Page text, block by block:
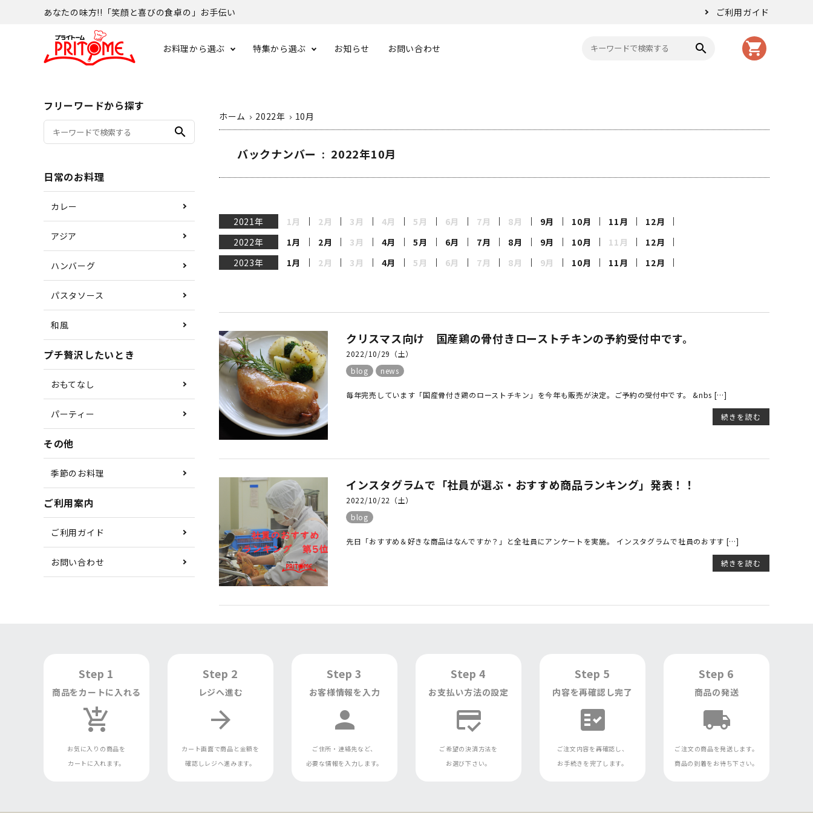
あなたの味方!!「笑顔と喜びの食卓の」お手伝い ご利用ガイド
お料理から選ぶ 特集から選ぶ お知らせ お問い合わせ search shopping_cart
ホーム 2022年 10月
バックナンバー : 2022年10月
2021年 1月 2月 3月 4月 5月 6月 7月 8月 9月 10月 11月
12月
2022年
1月 2月 3月 4月 5月 6月 7月 8月 9月 10月 11月
12月
2023年
1月 2月 3月 4月 5月 6月 7月 8月 9月 10月 11月 12月
クリスマス向け 国産鶏の骨付きローストチキンの予約受付中です。
2022/10/29（土）
blog
news
毎年完売しています「国産骨付き鶏のローストチキン」を今年も販売が決定。ご予約の受付中です。 &nbs […]
続きを読む
インスタグラムで「社員が選ぶ・おすすめ商品ランキング」発表！！
2022/10/22（土）
blog
先日「おすすめ＆好きな商品はなんですか？」と全社員にアンケートを実施。 インスタグラムで社員のおすす […]
続きを読む
フリーワードから探す
search
日常のお料理
カレー
アジア
ハンバーグ
パスタソース
和風
プチ贅沢したいとき
おもてなし
パーティー
その他
季節のお料理
ご利用案内
ご利用ガイド
お問い合わせ
Step 1
商品をカートに入れる
add_shopping_cart
お気に入りの商品を
カートに入れます。
Step 2
レジへ進む
arrow_forward
カート画面で商品と金額を
確認しレジへ進みます。
Step 3
お客様情報を入力
person
ご住所・連絡先など、
必要な情報を入力します。
Step 4
お支払い方法の設定
credit_score
ご希望の決済方法を
お選び下さい。
Step 5
内容を再確認し完了
fact_check
ご注文内容を再確認し、
お手続きを完了します。
Step 6
商品の発送
local_shipping
ご注文の商品を発送します。
商品の到着をお待ち下さい。